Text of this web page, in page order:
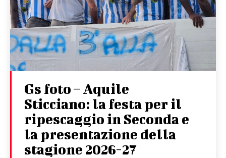
Gs foto – Aquile
Sticciano: la festa per il
ripescaggio in Seconda e
la presentazione della
stagione 2026-27